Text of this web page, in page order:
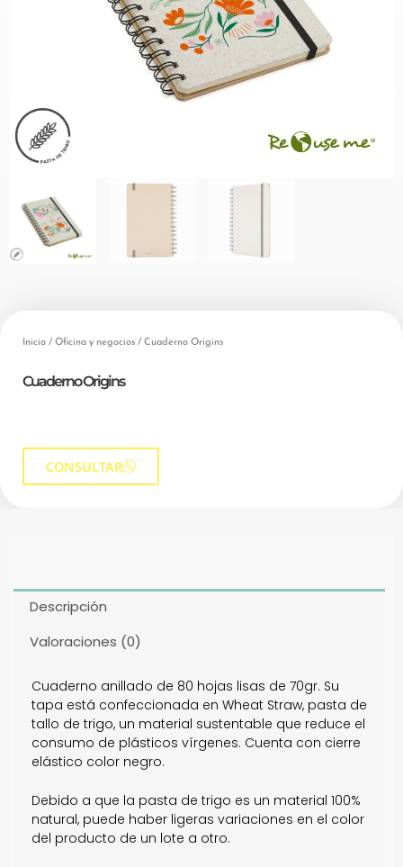
Inicio / Oficina y negocios / Cuaderno Origins
Cuaderno Origins
CONSULTAR
Descripción
Valoraciones (0)
Cuaderno anillado de 80 hojas lisas de 70gr. Su
tapa está confeccionada en Wheat Straw, pasta de
tallo de trigo, un material sustentable que reduce el
consumo de plásticos vírgenes. Cuenta con cierre
elástico color negro.
Debido a que la pasta de trigo es un material 100%
natural, puede haber ligeras variaciones en el color
del producto de un lote a otro.